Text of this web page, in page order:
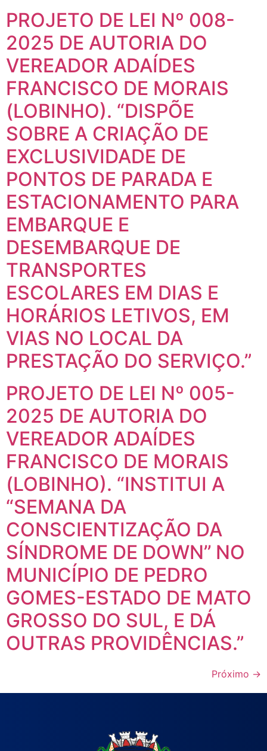
PROJETO DE LEI Nº 008-
2025 DE AUTORIA DO
VEREADOR ADAÍDES
FRANCISCO DE MORAIS
(LOBINHO). “DISPÕE
SOBRE A CRIAÇÃO DE
EXCLUSIVIDADE DE
PONTOS DE PARADA E
ESTACIONAMENTO PARA
EMBARQUE E
DESEMBARQUE DE
TRANSPORTES
ESCOLARES EM DIAS E
HORÁRIOS LETIVOS, EM
VIAS NO LOCAL DA
PRESTAÇÃO DO SERVIÇO.”
PROJETO DE LEI Nº 005-
2025 DE AUTORIA DO
VEREADOR ADAÍDES
FRANCISCO DE MORAIS
(LOBINHO). “INSTITUI A
“SEMANA DA
CONSCIENTIZAÇÃO DA
SÍNDROME DE DOWN’’ NO
MUNICÍPIO DE PEDRO
GOMES-ESTADO DE MATO
GROSSO DO SUL, E DÁ
OUTRAS PROVIDÊNCIAS.”
Próximo →